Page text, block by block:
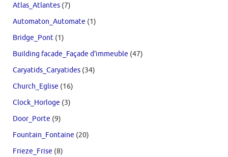
Atlas_Atlantes (7)
Automaton_Automate (1)
Bridge_Pont (1)
Building facade_Façade d'immeuble (47)
Caryatids_Caryatides (34)
Church_Eglise (16)
Clock_Horloge (3)
Door_Porte (9)
Fountain_Fontaine (20)
Frieze_Frise (8)